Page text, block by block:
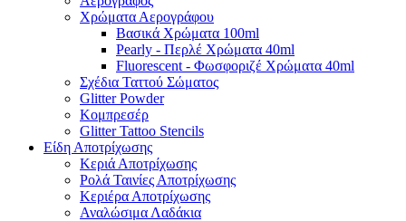
Χρώματα Αερογράφου
Βασικά Χρώματα 100ml
Pearly - Περλέ Χρώματα 40ml
Fluorescent - Φωσφοριζέ Χρώματα 40ml
Σχέδια Ταττού Σώματος
Glitter Powder
Κομπρεσέρ
Glitter Tattoo Stencils
Είδη Αποτρίχωσης
Κεριά Αποτρίχωσης
Ρολά Ταινίες Αποτρίχωσης
Κεριέρα Αποτρίχωσης
Αναλώσιμα Λαδάκια